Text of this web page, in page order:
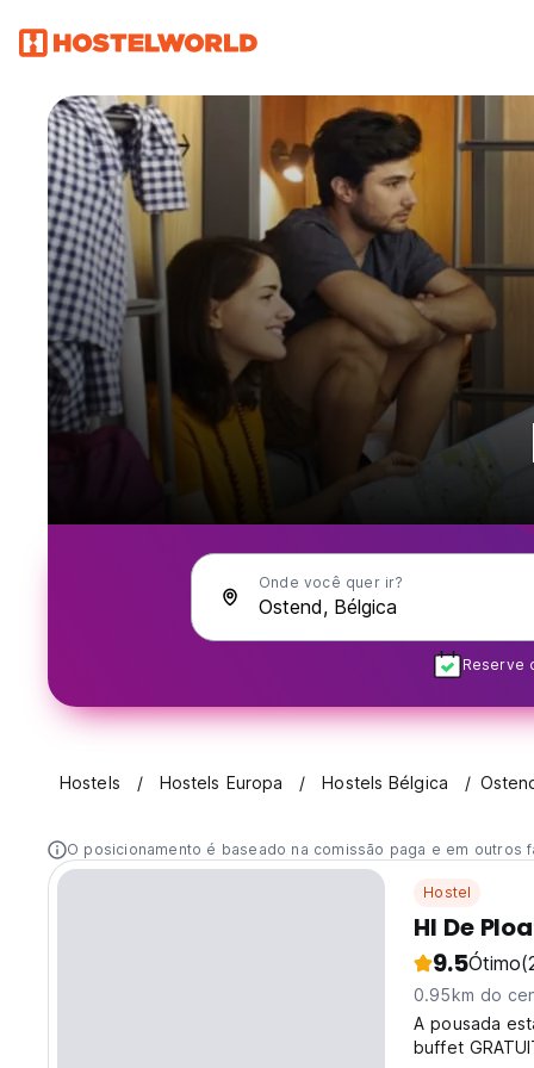
Onde você quer ir?
Reserve
Hostels Hostels Europa Hostels Bélgica
O posicionamento é baseado na comissão paga e em outros
Hostel
HI De
9.5Ótimo
0.95km do
A pousada
buffet